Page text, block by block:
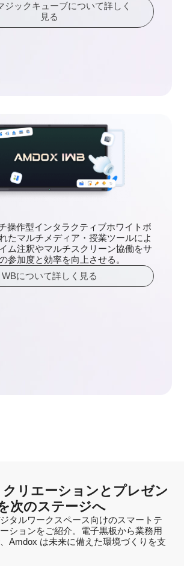
ジックキューブについて詳しく
見る
操作型インタラクティブホワイトボ
たマルチメディア・授業ツールによ
ム注釈やマルチスクリーン協働をサ
参加度と効率を向上させる。
WBについて詳しく見る
リエーションとプレゼン
次のステージへ
タルワークスペース向けのスマートテ
ションをご紹介。電子黒板から業務用
Amdox は未来に備えた環境づくりを支